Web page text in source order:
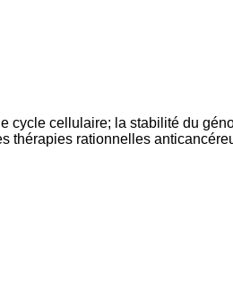
cellulaire; la stabilité du
thérapies rationnelles